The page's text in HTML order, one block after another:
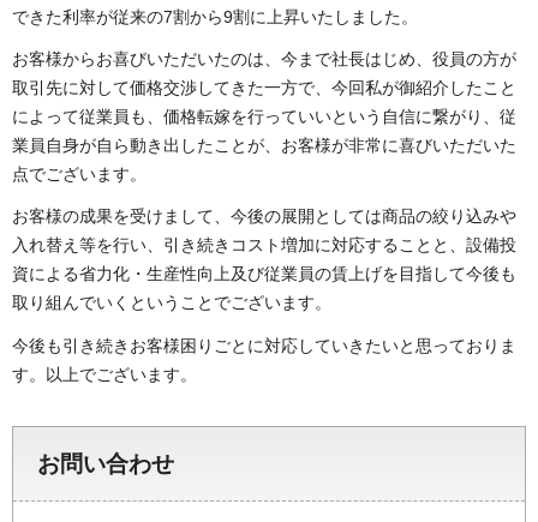
できた利率が従来の7割から9割に上昇いたしました。
お客様からお喜びいただいたのは、今まで社長はじめ、役員の方が
取引先に対して価格交渉してきた一方で、今回私が御紹介したこと
によって従業員も、価格転嫁を行っていいという自信に繋がり、従
業員自身が自ら動き出したことが、お客様が非常に喜びいただいた
点でございます。
お客様の成果を受けまして、今後の展開としては商品の絞り込みや
入れ替え等を行い、引き続きコスト増加に対応することと、設備投
資による省力化・生産性向上及び従業員の賃上げを目指して今後も
取り組んでいくということでございます。
今後も引き続きお客様困りごとに対応していきたいと思っておりま
す。以上でございます。
お問い合わせ